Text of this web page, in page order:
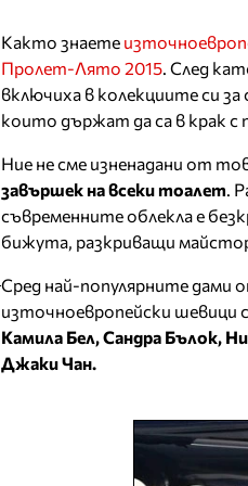
Както знаете
Пролет-Лято 2015 . След
включиха в колекциите си за
които държат да са в крак с
Ние не сме изненадани от
завършек на всеки тоалет .
съвременните облекла е
бижута, разкриващи
Сред най-популярните дами
източноевропейски шевици
Камила Бел, Сандра Бълок,
Джаки Чан.